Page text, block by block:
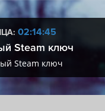
02:14:44
Steam ключ
Steam ключ